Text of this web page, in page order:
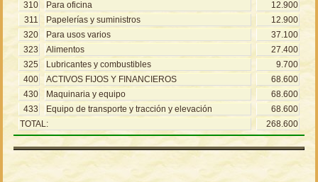
310 Para oficina
12.900
311
Papelerías y suministros
12.900
320
Para usos varios
37.100
323
Alimentos
27.400
325
Lubricantes y combustibles
9.700
400
ACTIVOS FIJOS Y FINANCIEROS
68.600
430
Maquinaria y equipo
68.600
433
Equipo de transporte y tracción y elevación
68.600
TOTAL:
268.600